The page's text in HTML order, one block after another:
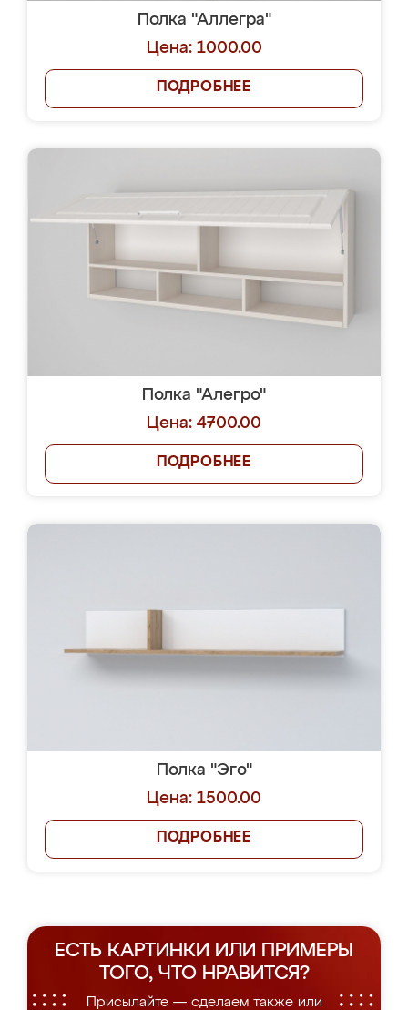
Полка "Аллегра"
Цена: 1000.00
ПОДРОБНЕЕ
Полка "Алегро"
Цена: 4700.00
ПОДРОБНЕЕ
Полка "Эго"
Цена: 1500.00
ПОДРОБНЕЕ
ЕСТЬ КАРТИНКИ ИЛИ ПРИМЕРЫ
ТОГО, ЧТО НРАВИТСЯ?
Присылайте — сделаем также или